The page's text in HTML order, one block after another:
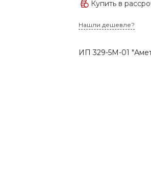
Купить в
Нашли дешевле?
ИП 329-5М-01